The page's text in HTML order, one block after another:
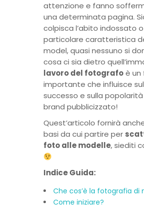
attenzione e fanno
una determinata pagina.
colpisca l’abito indossato
particolare caratteristica
model, quasi nessuno si
cosa ci sia dietro
lavoro del fotografoè
importante che influisce sul
successo e sulla
brand pubblicizzato!
Quest’articolo fornirà
basi da cui partire per
foto alle modelle, siediti
Indice Guida:
Che cos’è la fotografia di
Come iniziare?